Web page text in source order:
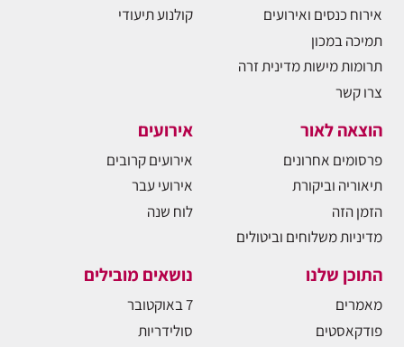
אירוח כנסים ואירועים
תמיכה במכון
תרומות מישות מדינית זרה
צרו קשר
קולנוע תיעודי
הוצאה לאור
פרסומים אחרונים
תיאוריה וביקורת
הזמן הזה
מדיניות משלוחים וביטולים
אירועים
אירועים קרובים
אירועי עבר
לוח שנה
התוכן שלנו
מאמרים
פודקאסטים
נושאים מובילים
7 באוקטובר
סולידריות